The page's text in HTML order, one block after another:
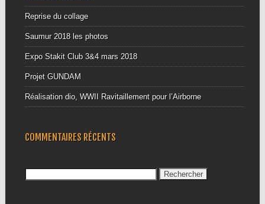
Reprise du collage
Saumur 2018 les photos
Expo Stakit Club 3&4 mars 2018
Projet GUNDAM
Réalisation dio, WWII Ravitaillement pour l’Airborne
COMMENTAIRES RÉCENTS